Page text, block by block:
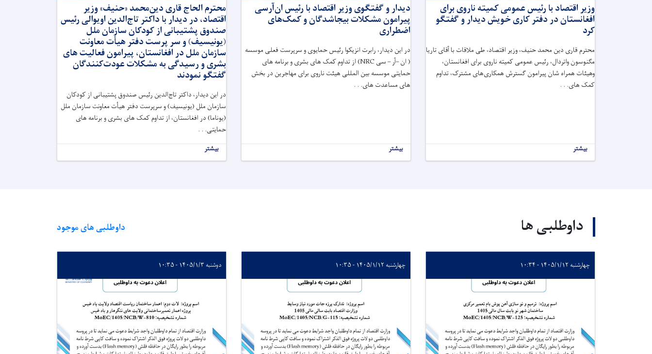
وزیر اقتصاد با رئیس عمومی کمیته ناروی برای
افغانستان در دفتر کاری خویش دیدار و گفتگو
کرد
محترم قاری دین ‌محمد حنیف، وزیر اقتصاد، طی ملاقات با آقای تاریا
مگنوسون واتردال، رئیس عمومی کمیته ناروی برای افغانستان،
وهیئات همراه شان پیرامون گسترش همکاری‌های مشترک، تداوم
کمک های. . .
بیشتر
دیدار و گفتگوی وزیر اقتصاد با رئیس ان‌آر‌سی
پیرامون مشکلات بیجاشدگان و کمک‌های
اضطراری
در این دیدار، رابرت انزیکوا رئیس حمایوی و سرپرست فعلی موسسه
( ان –آر – سی NRC) از تداوم کمک های بشری و برنامه های
حمایتی موسسه بین المللی هیئت ناروی برای مهاجرین در بخش
های مساعدت های. . .
بیشتر
محترم الحاج قاری دین‌محمد «حنیف» وزیر
اقتصاد، در دیدار با داکتر تاج‌الدین اویوالی رئیس
صندوق پشتیبانی از کودکان سازمان ملل
(یونیسیف) و سر پرست دفتر هیأت معاونت
سازمان ملل در افغانستان، پیرامون فعالیت های
بشری و رسیدگی به مشکلات عودت‌کنندگان
گفتگو نمودند
در این دیدار، داکتر تاج‌الدین رئیس صندوق پشتیبانی از کودکان
سازمان ملل (یونیسیف) و سرپرست دفتر هیأت معاونت سازمان ملل
(یوناما) در افغانستان، از تداوم کمک های بشری و برنامه های
حمایتی. . .
بیشتر
داوطلبی ها داوطلبی های موجود
چهارشنبه ۱۴۰۵/۱/۱۲ - ۱۰:۳۴ چهارشنبه ۱۴۰۵/۱/۱۲ - ۱۰:۳۵ دوشنبه ۱۴۰۵/۱/۳ - ۱۰:۳۵